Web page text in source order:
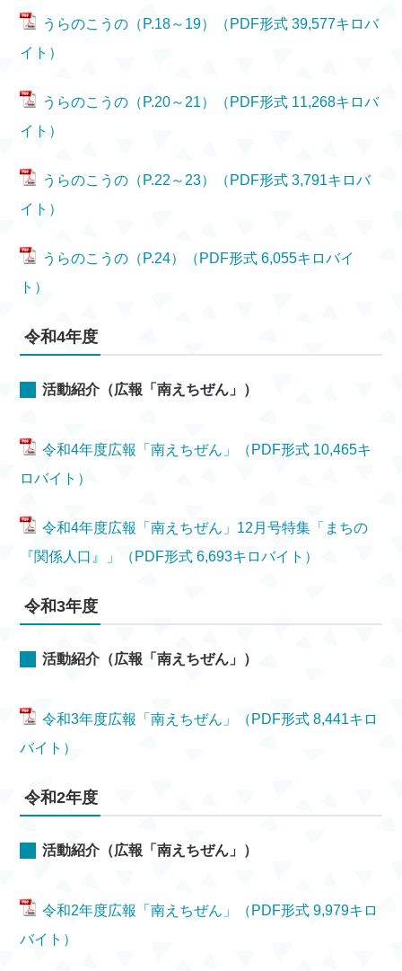
うらのこうの（P.18～19）（PDF形式 39,577キロバ
イト）
うらのこうの（P.20～21）（PDF形式 11,268キロバ
イト）
うらのこうの（P.22～23）（PDF形式 3,791キロバ
イト）
うらのこうの（P.24）（PDF形式 6,055キロバイ
ト）
令和4年度
活動紹介（広報「南えちぜん」）
令和4年度広報「南えちぜん」（PDF形式 10,465キ
ロバイト）
令和4年度広報「南えちぜん」12月号特集「まちの
『関係人口』」（PDF形式 6,693キロバイト）
令和3年度
活動紹介（広報「南えちぜん」）
令和3年度広報「南えちぜん」（PDF形式 8,441キロ
バイト）
令和2年度
活動紹介（広報「南えちぜん」）
令和2年度広報「南えちぜん」（PDF形式 9,979キロ
バイト）